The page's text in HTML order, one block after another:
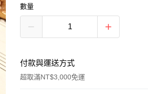
數量
付款與運送方式
超取滿NT$3,000免運